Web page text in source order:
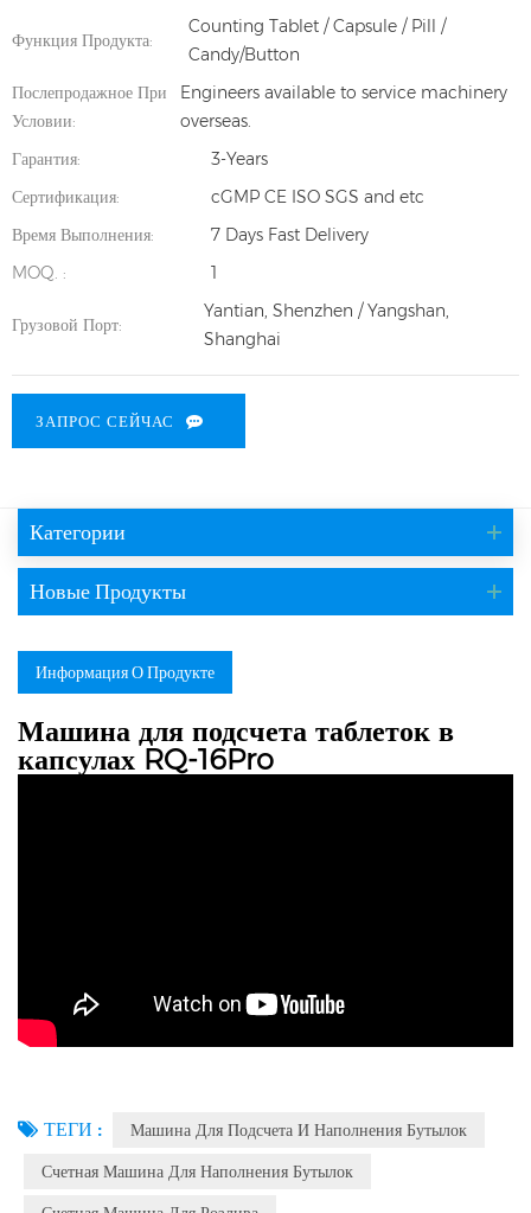
Функция Продукта:
Counting Tablet / Capsule / Pill /
Candy/Button
Послепродажное При
Условии:
Engineers available to service machinery
overseas.
Гарантия:
3-Years
Сертификация:
cGMP CE ISO SGS and etc
Время Выполнения:
7 Days Fast Delivery
MOQ. :
1
Грузовой Порт:
Yantian, Shenzhen / Yangshan,
Shanghai
ЗАПРОС СЕЙЧАС
Категории
Новые Продукты
Информация О Продукте
Машина для подсчета таблеток в
капсулах RQ-16Pro
ТЕГИ :
Машина Для Подсчета И Наполнения Бутылок
Счетная Машина Для Наполнения Бутылок